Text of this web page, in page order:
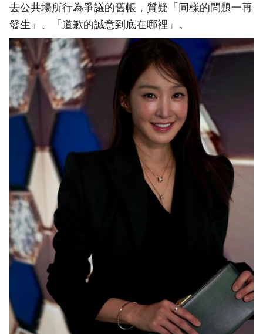
去公共場所行為爭議的舊帳，質疑「同樣的問題一再
發生」、「道歉的誠意到底在哪裡」。